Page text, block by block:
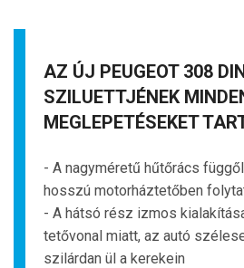
AZ ÚJ PEUGEOT 308
SZILUETTJÉNEK
MEGLEPETÉSEKET
- A nagyméretű hűtőrács
hosszú motorháztetőben
- A hátsó rész izmos
tetővonal miatt, az autó
szilárdan ül a kerekein